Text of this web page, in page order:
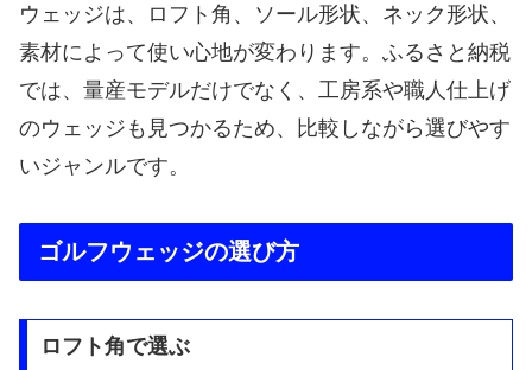
ウェッジは、ロフト角、ソール形状、ネック形状、
素材によって使い心地が変わります。ふるさと納税
では、量産モデルだけでなく、工房系や職人仕上げ
のウェッジも見つかるため、比較しながら選びやす
いジャンルです。
ゴルフウェッジの選び方
ロフト角で選ぶ